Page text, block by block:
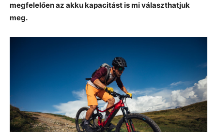
megfelelően az akku kapacitást is mi választhatjuk
meg.